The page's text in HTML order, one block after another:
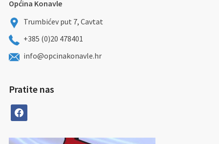
Općina Konavle
Trumbićev put 7, Cavtat
+385 (0)20 478401
info@opcinakonavle.hr
Pratite nas
facebook